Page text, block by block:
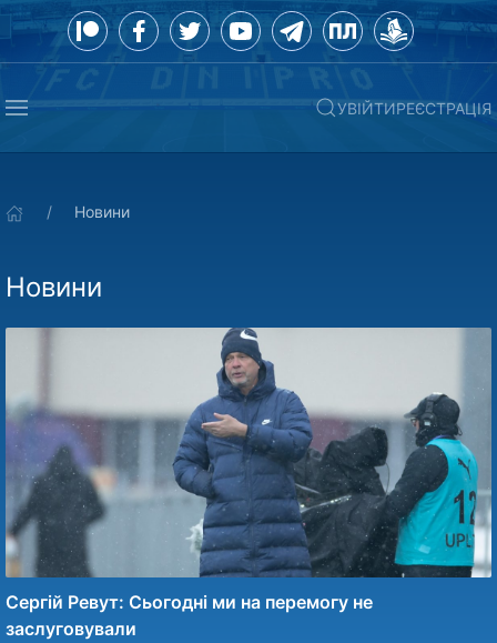
УВІЙТИРЕЄСТРАЦІЯ
Новини
Новини
Сергій Ревут: Сьогодні ми на перемогу не
заслуговували